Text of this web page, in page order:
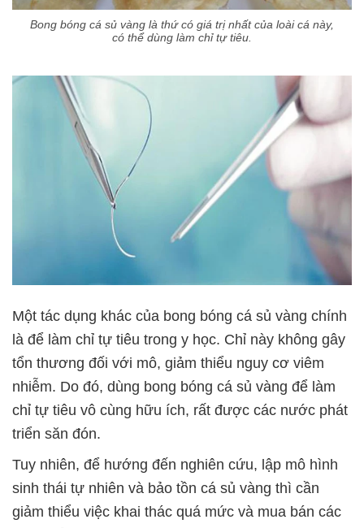
Bong bóng cá sủ vàng là thứ có giá trị nhất của loài cá này,
có thể dùng làm chỉ tự tiêu.
Một tác dụng khác của bong bóng cá sủ vàng chính
là để làm chỉ tự tiêu trong y học. Chỉ này không gây
tổn thương đối với mô, giảm thiểu nguy cơ viêm
nhiễm. Do đó, dùng bong bóng cá sủ vàng để làm
chỉ tự tiêu vô cùng hữu ích, rất được các nước phát
triển săn đón.
Tuy nhiên, để hướng đến nghiên cứu, lập mô hình
sinh thái tự nhiên và bảo tồn cá sủ vàng thì cần
giảm thiểu việc khai thác quá mức và mua bán các